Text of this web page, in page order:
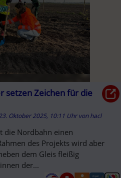
setzen Zeichen für die
Oktober 2025, 10:11 Uhr vonhacl
die Nordbahn einen
des Projekts wird aber
dem Gleis fleißig
der...